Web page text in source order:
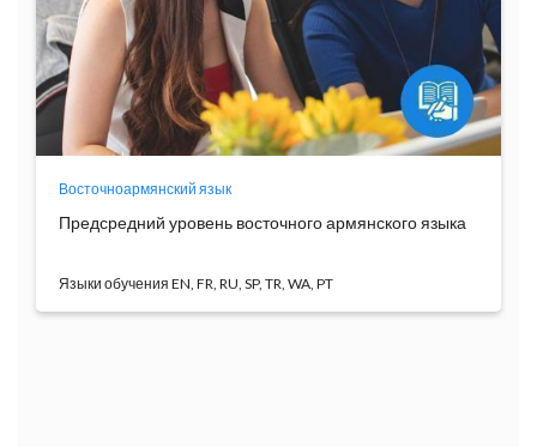
Восточноармянский язык
Предсредний уровень восточного армянского языка
Языки обучения